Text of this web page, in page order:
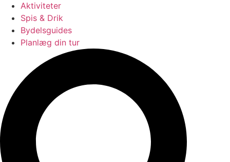
Aktiviteter
Spis & Drik
Bydelsguides
Planlæg din tur